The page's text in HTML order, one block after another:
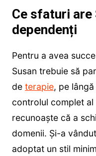
Ce sfaturi are
dependenți
Pentru a avea
Susan trebuie să
de terapie, pe
controlul complet al
recunoaște că a
domenii. Și-a
adoptat un stil